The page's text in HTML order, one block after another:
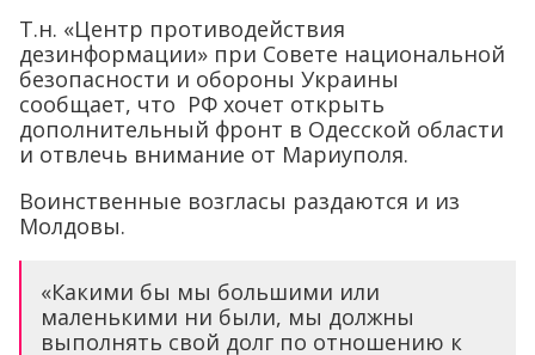
Т.н. «Центр противодействия
дезинформации» при Совете национальной
безопасности и обороны Украины
сообщает, что РФ хочет открыть
дополнительный фронт в Одесской области
и отвлечь внимание от Мариуполя.
Воинственные возгласы раздаются и из
Молдовы.
«Какими бы мы большими или
маленькими ни были, мы должны
выполнять свой долг по отношению к